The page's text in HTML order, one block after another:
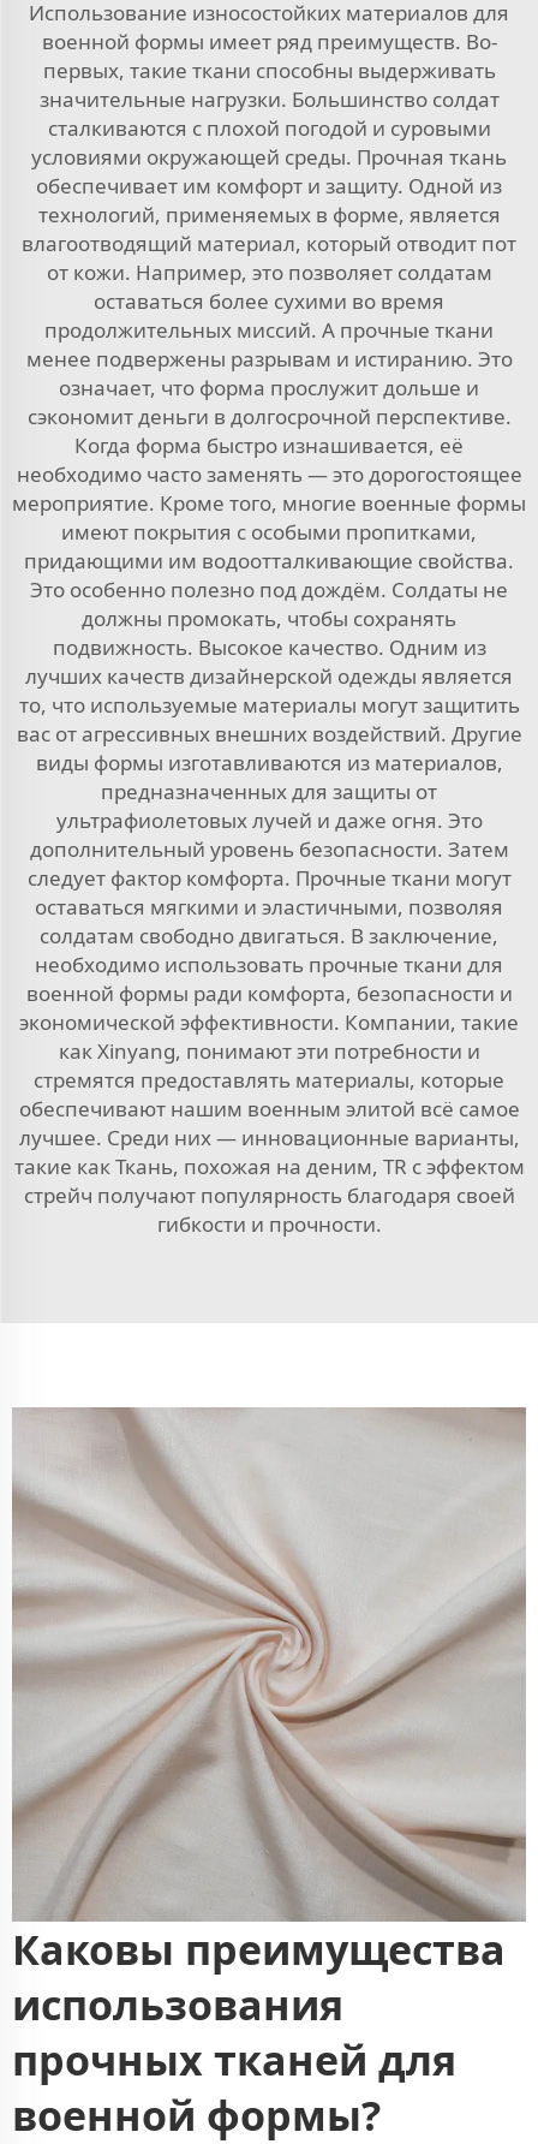
Использование износостойких материалов для
военной формы имеет ряд преимуществ. Во-
первых, такие ткани способны выдерживать
значительные нагрузки. Большинство солдат
сталкиваются с плохой погодой и суровыми
условиями окружающей среды. Прочная ткань
обеспечивает им комфорт и защиту. Одной из
технологий, применяемых в форме, является
влагоотводящий материал, который отводит пот
от кожи. Например, это позволяет солдатам
оставаться более сухими во время
продолжительных миссий. А прочные ткани
менее подвержены разрывам и истиранию. Это
означает, что форма прослужит дольше и
сэкономит деньги в долгосрочной перспективе.
Когда форма быстро изнашивается, её
необходимо часто заменять — это дорогостоящее
мероприятие. Кроме того, многие военные формы
имеют покрытия с особыми пропитками,
придающими им водоотталкивающие свойства.
Это особенно полезно под дождём. Солдаты не
должны промокать, чтобы сохранять
подвижность. Высокое качество. Одним из
лучших качеств дизайнерской одежды является
то, что используемые материалы могут защитить
вас от агрессивных внешних воздействий. Другие
виды формы изготавливаются из материалов,
предназначенных для защиты от
ультрафиолетовых лучей и даже огня. Это
дополнительный уровень безопасности. Затем
следует фактор комфорта. Прочные ткани могут
оставаться мягкими и эластичными, позволяя
солдатам свободно двигаться. В заключение,
необходимо использовать прочные ткани для
военной формы ради комфорта, безопасности и
экономической эффективности. Компании, такие
как Xinyang, понимают эти потребности и
стремятся предоставлять материалы, которые
обеспечивают нашим военным элитой всё самое
лучшее. Среди них — инновационные варианты,
такие какТкань, похожая на деним, TR с эффектом
стрейч получают популярность благодаря своей
гибкости и прочности.
Каковы преимущества
использования
прочных тканей для
военной формы?